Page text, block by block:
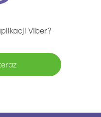
Viber?